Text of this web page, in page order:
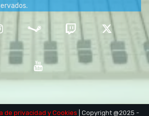
de privacidad y Cookies | Copyright @2025 -